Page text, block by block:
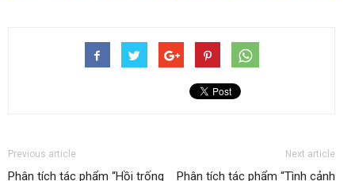
Previous article
Phân tích tác phẩm “Hồi trống
Next article
Phân tích tác phẩm “Tình cảnh